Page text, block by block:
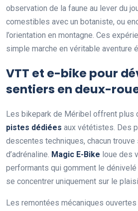
observation de la faune au lever du
comestibles avec un botaniste, ou
l’orientation en montagne. Ces
simple marche en véritable aventure
VTT et e-bike pour
sentiers en deux-
Les bikepark de Méribel offrent plus
pistes dédiées aux vététistes. Des
descentes techniques, chacun trouve
d’adrénaline. Magic E-Bike loue des
performants qui gomment le
se concentrer uniquement sur le
Les remontées mécaniques ouvertes